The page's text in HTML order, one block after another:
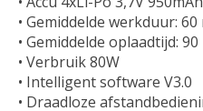
• Gemiddelde werkduur:
• Gemiddelde oplaadtijd:
• Verbruik 80W
• Intelligent software V3.0
• Draadloze